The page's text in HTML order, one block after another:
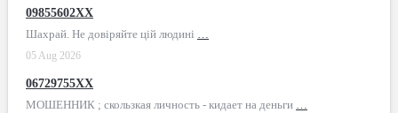
09855602XX
Шахрай. Не довіряйте цій людині …
05 Aug 2026
06729755XX
МОШЕННИК ; скользкая личность - кидает на деньги …